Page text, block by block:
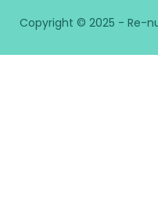
Copyright © 2025 - Re-